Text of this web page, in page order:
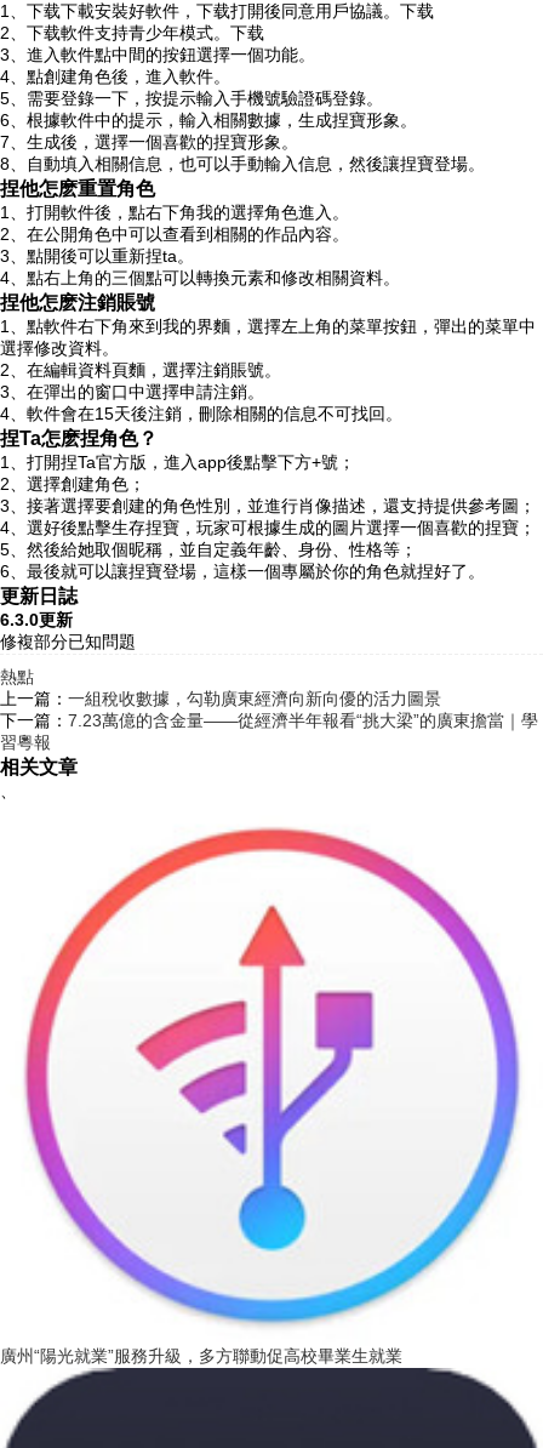
1、下载下載安裝好軟件，下载打開後同意用戶協議。下载
2、下载軟件支持青少年模式。下载
3、進入軟件點中間的按鈕選擇一個功能。
4、點創建角色後，進入軟件。
5、需要登錄一下，按提示輸入手機號驗證碼登錄。
6、根據軟件中的提示，輸入相關數據，生成捏寶形象。
7、生成後，選擇一個喜歡的捏寶形象。
8、自動填入相關信息，也可以手動輸入信息，然後讓捏寶登場。
捏他怎麽重置角色
1、打開軟件後，點右下角我的選擇角色進入。
2、在公開角色中可以查看到相關的作品內容。
3、點開後可以重新捏ta。
4、點右上角的三個點可以轉換元素和修改相關資料。
捏他怎麽注銷賬號
1、點軟件右下角來到我的界麵，選擇左上角的菜單按鈕，彈出的菜單中
選擇修改資料。
2、在編輯資料頁麵，選擇注銷賬號。
3、在彈出的窗口中選擇申請注銷。
4、軟件會在15天後注銷，刪除相關的信息不可找回。
捏Ta怎麽捏角色？
1、打開捏Ta官方版，進入app後點擊下方+號；
2、選擇創建角色；
3、接著選擇要創建的角色性別，並進行肖像描述，還支持提供參考圖；
4、選好後點擊生存捏寶，玩家可根據生成的圖片選擇一個喜歡的捏寶；
5、然後給她取個昵稱，並自定義年齡、身份、性格等；
6、最後就可以讓捏寶登場，這樣一個專屬於你的角色就捏好了。
更新日誌
6.3.0更新
修複部分已知問題
熱點
上一篇： 一組稅收數據，勾勒廣東經濟向新向優的活力圖景
下一篇： 7.23萬億的含金量——從經濟半年報看“挑大梁”的廣東擔當｜學
習粵報
相关文章
、
廣州“陽光就業”服務升級，多方聯動促高校畢業生就業